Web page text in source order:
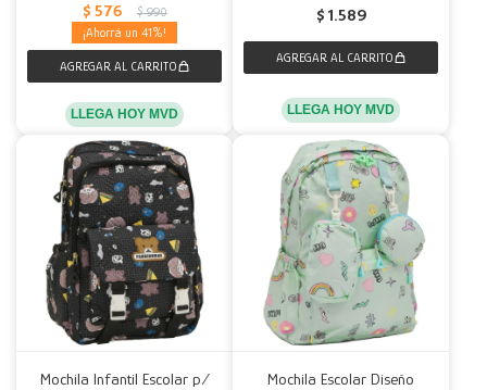
$ 576 $ 990
41
LLEGA HOY MVD
$ 1.589
LLEGA HOY MVD
Mochila Infantil Escolar p/
Mochila Escolar Diseño